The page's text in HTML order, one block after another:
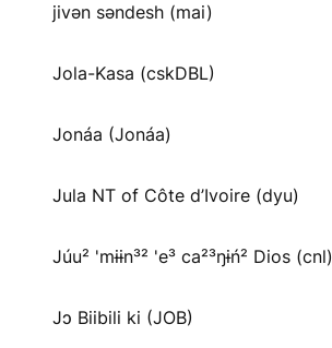
jivən səndesh (mai)
Jola-Kasa (cskDBL)
Jonáa (Jonáa)
Jula NT of Côte d’Ivoire (dyu)
Júu² 'mɨɨn³² 'e³ ca²³ŋɨń² Dios (cnl)
Jɔ Biibili ki (JOB)